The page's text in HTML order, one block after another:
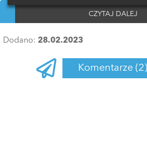
CZYTAJ DALEJ
Dodano: 28.02.2023
Komentarze (2)